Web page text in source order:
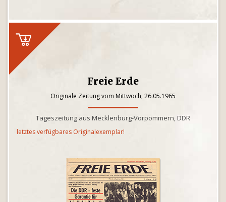
Freie Erde
Originale Zeitung vom Mittwoch, 26.05.1965
Tageszeitung aus Mecklenburg-Vorpommern, DDR
letztes verfügbares Originalexemplar!